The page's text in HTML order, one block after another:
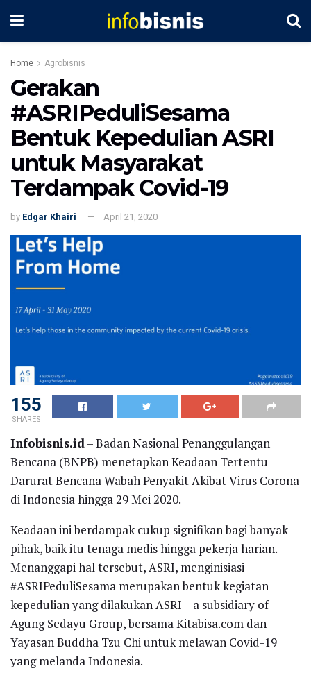
Home Agrobisnis
Gerakan
#ASRIPeduliSesama
Bentuk Kepedulian ASRI
untuk Masyarakat
Terdampak Covid-19
by Edgar Khairi April 21, 2020
155
SHARES
Infobisnis.id– Badan Nasional Penanggulangan
Bencana (BNPB) menetapkan Keadaan Tertentu
Darurat Bencana Wabah Penyakit Akibat Virus Corona
di Indonesia hingga 29 Mei 2020.
Keadaan ini berdampak cukup signifikan bagi banyak
pihak, baik itu tenaga medis hingga pekerja harian.
Menanggapi hal tersebut, ASRI, menginisiasi
#ASRIPeduliSesama merupakan bentuk kegiatan
kepedulian yang dilakukan ASRI – a subsidiary of
Agung Sedayu Group, bersama Kitabisa.com dan
Yayasan Buddha Tzu Chi untuk melawan Covid-19
yang melanda Indonesia.